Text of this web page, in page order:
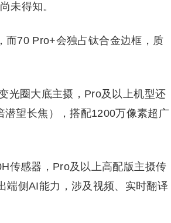
未得知。
而70 Pro+会独占钛合金边框，质
光圈大底主摄，Pro及以上机型还
望长焦），搭配1200万像素超广
传感器，Pro及以上高配版主摄传
端侧AI能力，涉及视频、实时翻译